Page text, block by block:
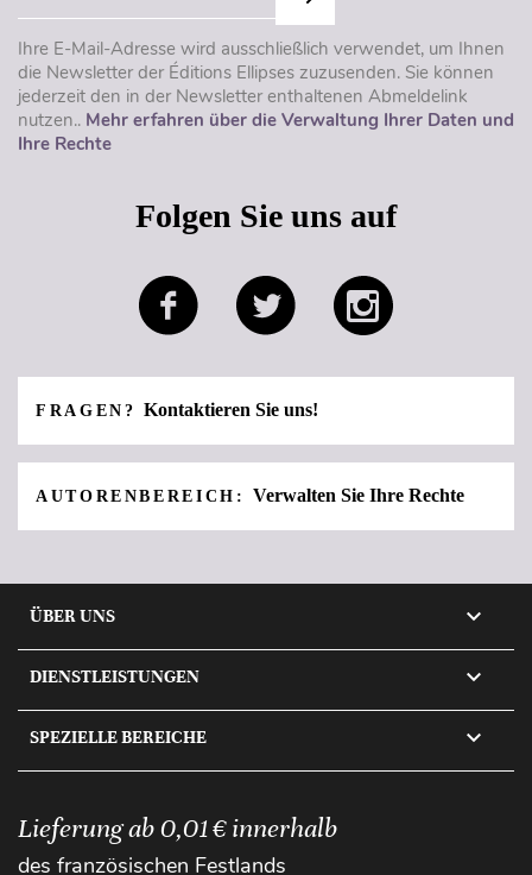
Ihre E-Mail-Adresse wird ausschließlich verwendet, um Ihnen
die Newsletter der Éditions Ellipses zuzusenden. Sie können
jederzeit den in der Newsletter enthaltenen Abmeldelink
nutzen.. Mehr erfahren über die Verwaltung Ihrer Daten und
Ihre Rechte
Folgen Sie uns auf
FRAGEN? Kontaktieren Sie uns!
AUTORENBEREICH: Verwalten Sie Ihre Rechte
ÜBER UNS 
DIENSTLEISTUNGEN 
SPEZIELLE BEREICHE 
Lieferung ab 0,01 € innerhalb
des französischen Festlands